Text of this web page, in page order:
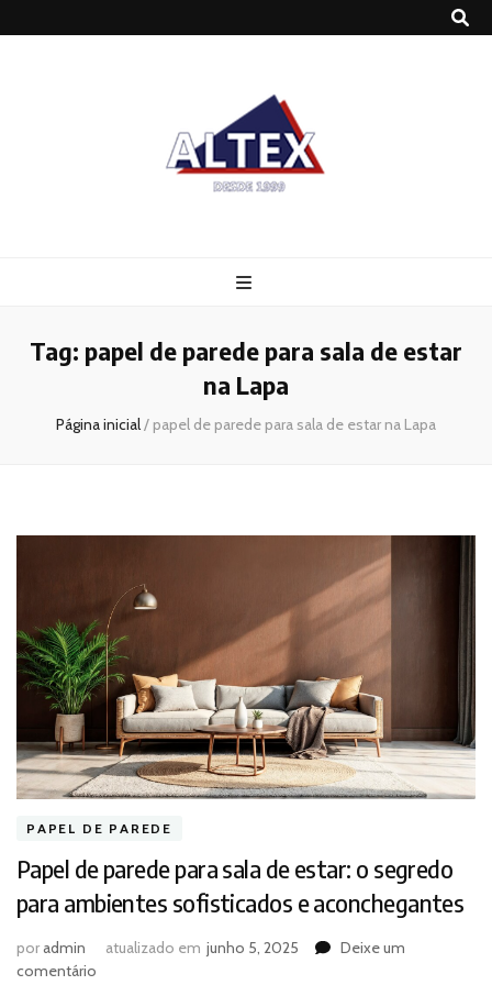
Tag: papel de parede para sala de estar
na Lapa
Página inicial/ papel de parede para sala de estar na Lapa
PAPEL DE PAREDE
Papel de parede para sala de estar: o segredo
para ambientes sofisticados e aconchegantes
poradmin atualizado em junho 5, 2025
Deixe um
comentário